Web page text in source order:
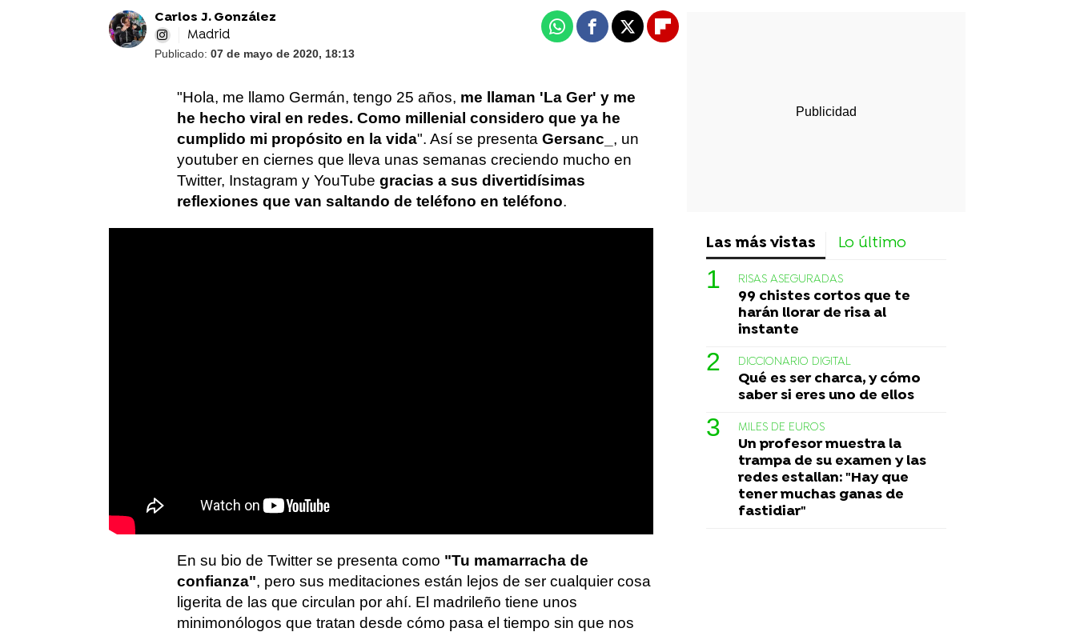
Carlos J. González
Madrid
Publicado: 07 de mayo de 2020, 18:13
WhatsappFacebook
X Flipboard
"Hola, me llamo Germán, tengo 25 años, me llaman 'La Ger' y me
he hecho viral en redes. Como millenial considero que ya he
cumplido mi propósito en la vida". Así se presenta Gersanc_ , un
youtuber en ciernes que lleva unas semanas creciendo mucho en
Twitter, Instagram y YouTube gracias a sus divertidísimas
reflexiones que van saltando de teléfono en teléfono.
En su bio de Twitter se presenta como "Tu mamarracha de
confianza", pero sus meditaciones están lejos de ser cualquier cosa
ligerita de las que circulan por ahí. El madrileño tiene unos
minimonólogos que tratan desde cómo pasa el tiempo sin que nos
Las más vistas Lo último
RISAS ASEGURADAS
99 chistes cortos que te
harán llorar de risa al
instante
DICCIONARIO DIGITAL
Qué es ser charca, y cómo
saber si eres uno de ellos
MILES DE EUROS
Un profesor muestra la
trampa de su examen y las
redes estallan: "Hay que
tener muchas ganas de
fastidiar"